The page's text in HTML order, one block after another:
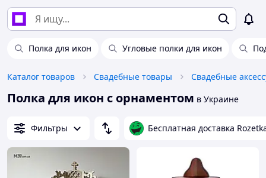
Полка для икон Угловые полки для икон
Каталог товаров Свадебные товары Свадебные
Полка для икон с орнаментом в Украине
Фильтры Бесплатная доставка